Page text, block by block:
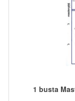
1 busta